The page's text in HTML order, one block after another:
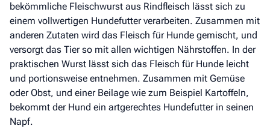
bekömmliche Fleischwurst aus Rindfleisch lässt sich zu
einem vollwertigen Hundefutter verarbeiten. Zusammen mit
anderen Zutaten wird das Fleisch für Hunde gemischt, und
versorgt das Tier so mit allen wichtigen Nährstoffen. In der
praktischen Wurst lässt sich das Fleisch für Hunde leicht
und portionsweise entnehmen. Zusammen mit Gemüse
oder Obst, und einer Beilage wie zum Beispiel Kartoffeln,
bekommt der Hund ein artgerechtes Hundefutter in seinen
Napf.